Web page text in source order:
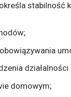
domowym;